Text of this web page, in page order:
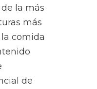
la más
más
comida
de